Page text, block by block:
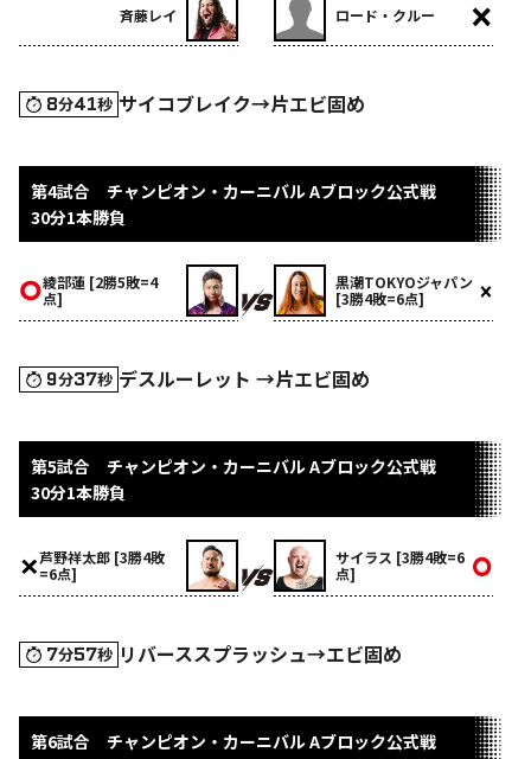
斉藤レイ ロード・クルー
8分41秒 サイコブレイク→片エビ固め
第4試合 チャンピオン・カーニバル Aブロック公式戦
30分1本勝負
綾部蓮 [2勝5敗=4
点]
黒潮TOKYOジャパン
[3勝4敗=6点]
9分37秒 デスルーレット →片エビ固め
第5試合 チャンピオン・カーニバル Aブロック公式戦
30分1本勝負
芦野祥太郎 [3勝4敗
=6点]
サイラス [3勝4敗=6
点]
7分57秒 リバーススプラッシュ→エビ固め
第6試合 チャンピオン・カーニバル Aブロック公式戦